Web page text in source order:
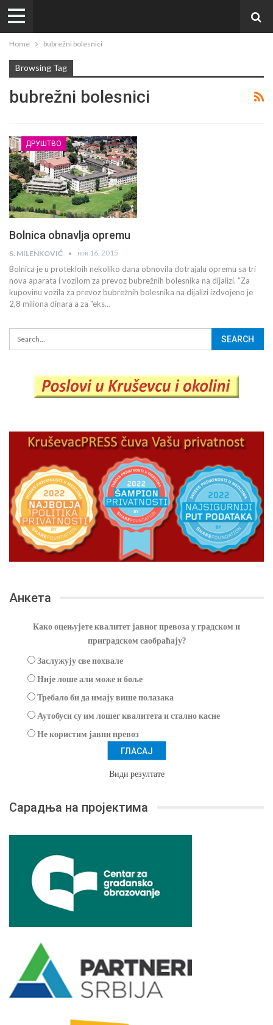
Home bubrežni bolesnici
Browsing Tag
bubrežni bolesnici
ДРУШТВО
Bolnica obnavlja opremu
S. MILENKOVIĆ нов 16, 2015
Bolnica je u protekloih nekoliko dana obnovila dotrajalu opremu sa tri
nova aparata i vozilom za prevoz bubrežnih bolesnika na dijalizi. "Za
kupovinu vozila za prevoz bubrežnih bolesnika na dijalizi izdvojeno je
2,8 miliona dinara a za "eks…
Анкета
Како оцењујете квалитет јавног превоза у градском и
приградском саобраћају?
Заслужују све похвале
Није лоше али може и боље
Требало би да имају више полазака
Аутобуси су им лошег квалитета и стално касне
Не користим јавни превоз
Види резултате
Сарадња на пројектима